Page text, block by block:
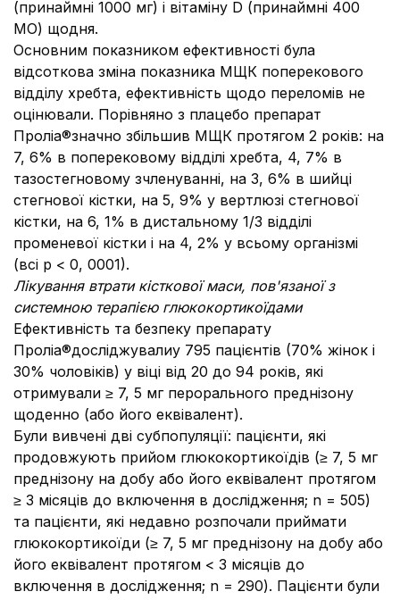
(принаймні 1000 мг) і вітаміну D (принаймні 400
МО) щодня.
Основним показником ефективності була
відсоткова зміна показника МЩК поперекового
відділу хребта, ефективність щодо переломів не
оцінювали. Порівняно з плацебо препарат
Проліа®значно збільшив МЩК протягом 2 років: на
7, 6% в поперековому відділі хребта, 4, 7% в
тазостегновому зчленуванні, на 3, 6% в шийці
стегнової кістки, на 5, 9% у вертлюзі стегнової
кістки, на 6, 1% в дистальному 1/3 відділі
променевої кістки і на 4, 2% у всьому організмі
(всі р < 0, 0001).
Лікування втрати кісткової маси, пов'язаної з
системною терапією глюкокортикоїдами
Ефективність та безпеку препарату
Проліа®досліджувалиу 795 пацієнтів (70% жінок і
30% чоловіків) у віці від 20 до 94 років, які
отримували ≥ 7, 5 мг перорального преднізону
щоденно (або його еквівалент).
Були вивчені дві субпопуляції: пацієнти, які
продовжують прийом глюкокортикоїдів (≥ 7, 5 мг
преднізону на добу або його еквівалент протягом
≥ 3 місяців до включення в дослідження; n = 505)
та пацієнти, які недавно розпочали приймати
глюкокортикоїди (≥ 7, 5 мг преднізону на добу або
його еквівалент протягом < 3 місяців до
включення в дослідження; n = 290). Пацієнти були